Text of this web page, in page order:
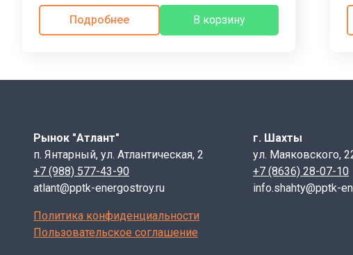
Дополнительные индексы:
- Цифра перед ПБ — порядковый номер поперечного сечения;
Прочность перемычек зависит от качества используемых
(М200) по прочности на сжатие. Такой бетон обладает
эксплуатационные характеристики, в бетонную смесь
Морозостойкость бетона составляет не менее F100, что
до W8, что обеспечивает устойчивость к коррозии и
Подробнее В корзину
Рынок "Атлант"
п. Янтарный, ул. Атлантическая, 2
+7 (988) 577-43-90
atlant@pptk-energostroy.ru
г. Шахты
ул. Маяковского,
+7 (8636) 28-07-10
info.shahty@pptk-
Политика конфиденциальности
Пользовательское соглашение